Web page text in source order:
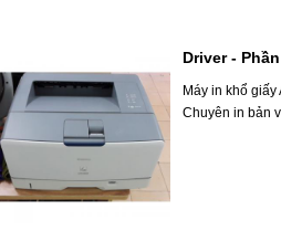
Driver -
Máy in khổ
Chuyên in bản